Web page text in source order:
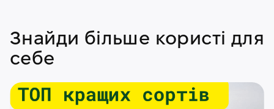
Знайди більше користі для
себе